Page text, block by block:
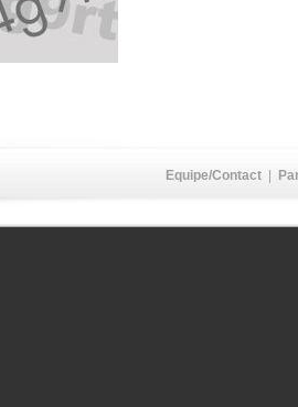
Equipe/Contact